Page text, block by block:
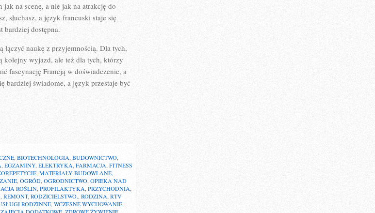
na scenę, a nie jak na atrakcję do
słuchasz, a język francuski staje się
bardziej dostępna.
naukę z przyjemnością. Dla tych,
wyjazd, ale też dla tych, którzy
fascynację Francją w doświadczenie, a
bardziej świadome, a język przestaje być
, BIOTECHNOLOGIA BUDOWNICTWO,
, EGZAMINY, ELEKTRYKA, FARMACJA FITNESS
MATERIAŁY BUDOWLANE,
OGRÓD, OGRODNICTWO OPIEKA NAD
ROŚLIN PROFILAKTYKA, PRZYCHODNIA
REMONT, RODZICIELSTWO., RODZINA RTV
RODZINNE, WCZESNE WYCHOWANIE